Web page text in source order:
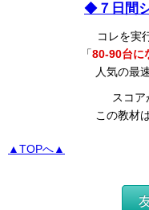
◆ ７日間
コレを実
「80-90台に
人気の最
スコ
この教材
▲TOPへ▲